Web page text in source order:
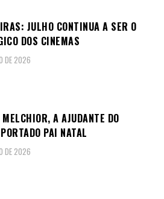
JULHO CONTINUA A SER O
DOS CINEMAS
DE 2026
A AJUDANTE DO
PAI NATAL
DE 2026